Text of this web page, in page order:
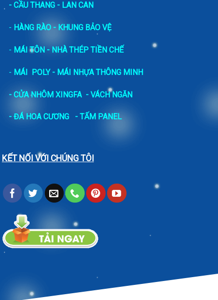
- CẦU THANG - LAN CAN
- HÀNG RÀO - KHUNG BẢO VỆ
- MÁI TÔN - NHÀ THÉP TIỀN CHẾ
- MÁI POLY - MÁI NHỰA THÔNG MINH
- CỬA NHÔM XINGFA - VÁCH NGĂN
- ĐÁ HOA CƯƠNG - TẤM PANEL
KẾT NỐI VỚI CHÚNG TÔI